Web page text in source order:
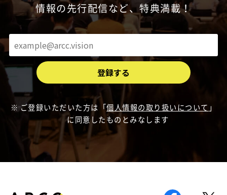
情報の先行配信など、特典満載！
ご登録いただいた方は「個人情報の取り扱いについて 」
に同意したものとみなします